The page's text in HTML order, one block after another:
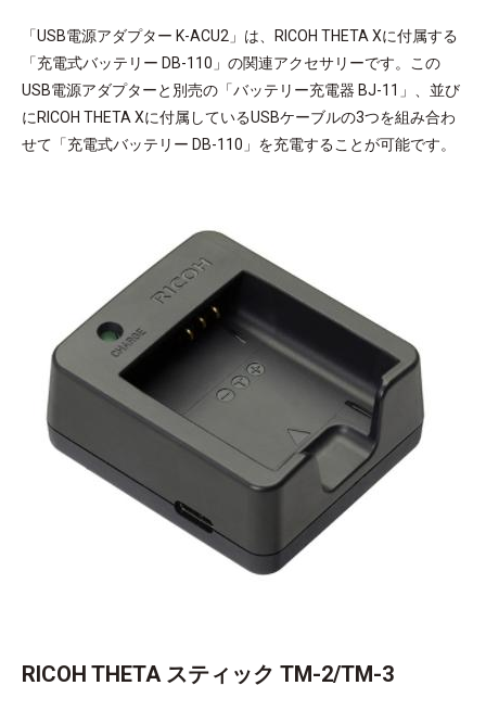
「USB電源アダプター K-ACU2」は、RICOH THETA Xに付属する
「充電式バッテリー DB-110」の関連アクセサリーです。この
USB電源アダプターと別売の「バッテリー充電器 BJ-11」、並び
にRICOH THETA Xに付属しているUSBケーブルの3つを組み合わ
せて「充電式バッテリー DB-110」を充電することが可能です。
RICOH THETA スティック TM-2/TM-3